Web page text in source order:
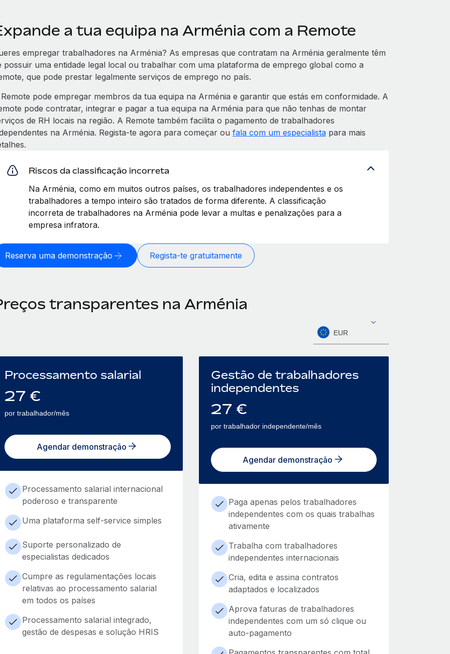
a tua equipa na Arménia com a Remote
empregar trabalhadores na Arménia? As empresas que contratam na Arménia geralmente têm
possuir uma entidade legal local ou trabalhar com uma plataforma de emprego global como a
que pode prestar legalmente serviços de emprego no país.
pode empregar membros da tua equipa na Arménia e garantir que estás em conformidade. A
pode contratar, integrar e pagar a tua equipa na Arménia para que não tenhas de montar
de RH locais na região. A Remote também facilita o pagamento de trabalhadores
na Arménia. Regista-te agora para começar ou fala com um especialistapara mais
Riscos da classificação incorreta
Na Arménia, como em muitos outros países, os trabalhadores independentes e os
trabalhadores a tempo inteiro são tratados de forma diferente. A classificação
incorreta de trabalhadores na Arménia pode levar a multas e penalizações para a
empresa infratora.
Reserva uma demonstração Regista-te gratuitamente
transparentes na Arménia
EUR
Processamento salarial
27 €
por trabalhador/mês
Agendar demonstração
Processamento salarial internacional
poderoso e transparente
Uma plataforma self-service simples
Suporte personalizado de
especialistas dedicados
Cumpre as regulamentações locais
relativas ao processamento salarial
em todos os países
Processamento salarial integrado,
gestão de despesas e solução HRIS
Gestão de trabalhadores
independentes
27 €
por trabalhador independente/mês
Agendar demonstração
Paga apenas pelos trabalhadores
independentes com os quais trabalhas
ativamente
Trabalha com trabalhadores
independentes internacionais
Cria, edita e assina contratos
adaptados e localizados
Aprova faturas de trabalhadores
independentes com um só clique ou
auto-pagamento